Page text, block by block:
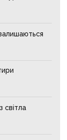
світла